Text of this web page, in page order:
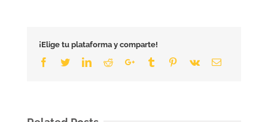
¡Elige tu plataforma y comparte!
Facebook
TwitterLinkedIn
RedditGoogle+TumblrPinterest
Vk Email